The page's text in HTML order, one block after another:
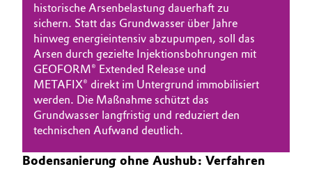
historische Arsenbelastung dauerhaft zu
sichern. Statt das Grundwasser über Jahre
hinweg energieintensiv abzupumpen, soll das
Arsen durch gezielte Injektionsbohrungen mit
GEOFORM® Extended Release und
METAFIX® direkt im Untergrund immobilisiert
werden. Die Maßnahme schützt das
Grundwasser langfristig und reduziert den
technischen Aufwand deutlich.
Bodensanierung ohne Aushub: Verfahren